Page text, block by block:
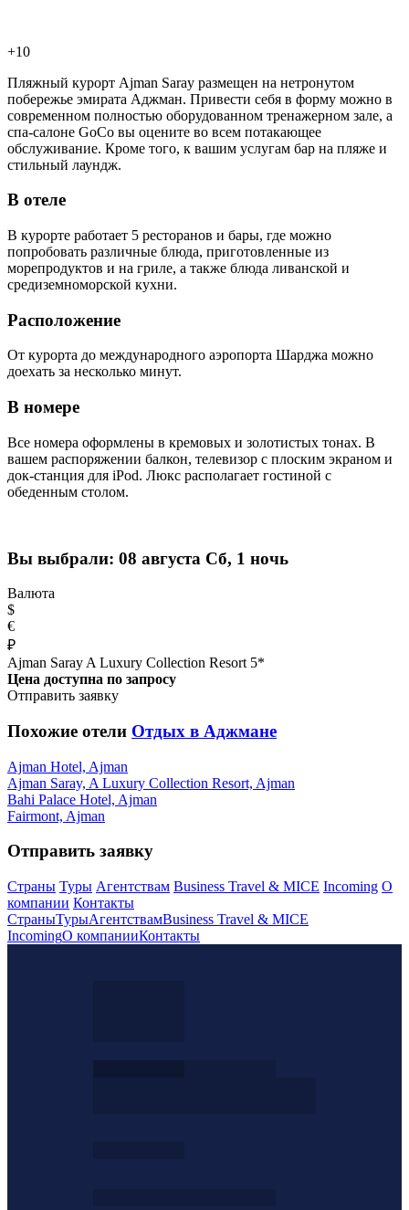
+10
Пляжный курорт Ajman Saray размещен на нетронутом
побережье эмирата Аджман. Привести себя в форму можно в
современном полностью оборудованном тренажерном зале, а
спа-салоне GoCo вы оцените во всем потакающее
обслуживание. Кроме того, к вашим услугам бар на пляже и
стильный лаундж.
В отеле
В курорте работает 5 ресторанов и бары, где можно
попробовать различные блюда, приготовленные из
морепродуктов и на гриле, а также блюда ливанской и
средиземноморской кухни.
Расположение
От курорта до международного аэропорта Шарджа можно
доехать за несколько минут.
В номере
Все номера оформлены в кремовых и золотистых тонах. В
вашем распоряжении балкон, телевизор с плоским экраном и
док-станция для iPod. Люкс располагает гостиной с
обеденным столом.
Вы выбрали: 08 августа Сб, 1 ночь
Валюта
$
€
₽
Ajman Saray A Luxury Collection Resort 5*
Цена доступна по запросу
Отправить заявку
Похожие отели Отдых в Аджмане
Ajman Hotel, Ajman
Ajman Saray, A Luxury Collection Resort, Ajman
Bahi Palace Hotel, Ajman
Fairmont, Ajman
Отправить заявку
Страны Туры Агентствам Business Travel & MICE Incoming О
компании Контакты
СтраныТурыАгентствамBusiness Travel & MICE
IncomingО компанииКонтакты